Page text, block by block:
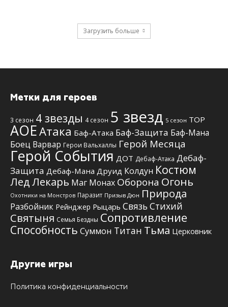
Загрузить больше
Метки для героев
3 сезон 4 звезды 4 сезон 5 звезд 5 сезон TOP
АОЕАтака Баф-Атака Баф-Защита Баф-Мана
Боец Варвар Герои Вальхаллы Герой Месяца
Герой События ДОТ Дебаф-Атака Дебаф-
Защита Дебаф-Мана Друид Колдун Костюм
ЛедЛекарь Маг Монах Оборона Огонь
Охотники на Монстров Паразит Призыв Дюн Природа
Разбойник Рейнджер Рыцарь Связь Стихий
Святыня Семья Бездны Сопротивление
Способность Суммон Титан Тьма Церковник
Другие игры
Политика конфиденциальности